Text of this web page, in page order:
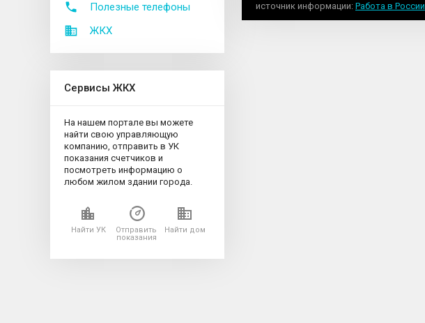
Полезные телефоны
ЖКХ
Сервисы ЖКХ
На нашем портале вы можете
найти свою управляющую
компанию, отправить в УК
показания счетчиков и
посмотреть информацию о
любом жилом здании города.
Найти УК
Отправить
показания
Найти дом
источник информации Работа в России